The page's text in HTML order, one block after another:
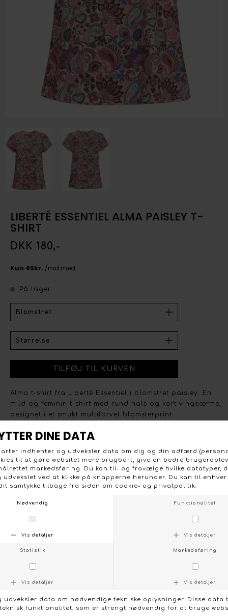
LIBERTÉ ESSENTIEL ALMA PAISLEY T-
SHIRT
DKK 180,-
På lager
Alma t-shirt fra Libertè Essentiel i blomstret paisley. En
mild og feminin t-shirt med rund hals og kort vingeærme,
designet i et smukt multifarvet blomsterprint.
T-shirten er lavet i et blødt, let strækbart materiale (90 %
afslappet pasform. Detaljerne som rund hals og
vingeærme skaber et luftigt og roligt udtryk, velegnet til
både hverdag og mere feminine looks.
- Model: LEALMA-BLOMSTRET T-Shirt
- Vaskeanvisning: Vask ved 30°C
blomsterprint
- Pasform: Normal til let rummelig; størrelser: XS/S, S/M,
- Stylingtip: Kombinér med lyse jeans eller en let nederdel
og en enkel cardigan for et afslappet, feminint look